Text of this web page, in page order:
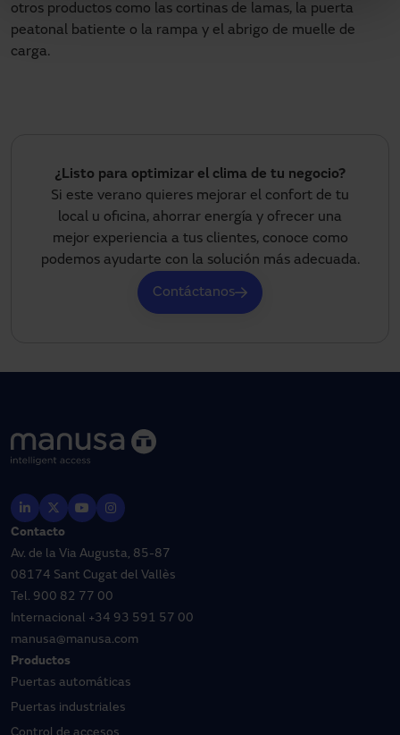
otros productos como las cortinas de lamas, la puerta
peatonal batiente o la rampa y el abrigo de muelle de
carga.
¿Listo para optimizar el clima de tu negocio?
Si este verano quieres mejorar el confort de tu
local u oficina, ahorrar energía y ofrecer una
mejor experiencia a tus clientes, conoce como
podemos ayudarte con la solución más adecuada.
Contáctanos
Contacto
Av. de la Via Augusta, 85-87
08174 Sant Cugat del Vallès
Tel. 900 82 77 00
Internacional +34 93 591 57 00
manusa@manusa.com
Productos
Puertas automáticas
Puertas industriales